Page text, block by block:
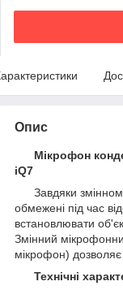
Опис
Мікрофон
iQ7
Завдяки
обмежені під час
встановлювати
Змінний
мікрофон) дозволяє
Технічні